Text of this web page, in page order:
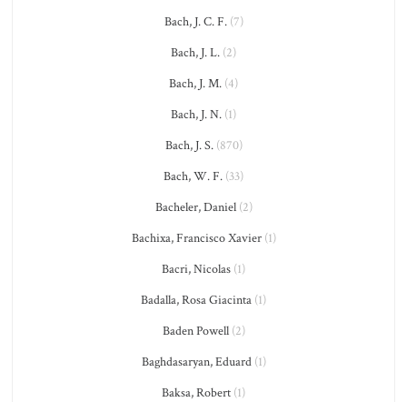
Bach, J. C. F.(7)
Bach, J. L. (2)
Bach, J. M. (4)
Bach, J. N. (1)
Bach, J. S.(870)
Bach, W. F. (33)
Bacheler, Daniel(2)
Bachixa, Francisco Xavier(1)
Bacri, Nicolas (1)
Badalla, Rosa Giacinta (1)
Baden Powell(2)
Baghdasaryan, Eduard(1)
Baksa, Robert (1)